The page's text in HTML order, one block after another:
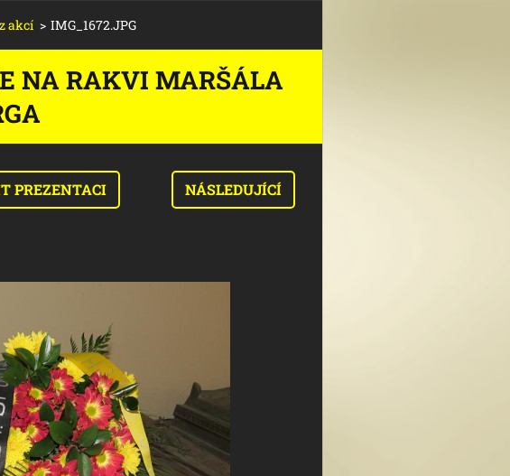
akcí > IMG_1672.JPG
NA RAKVI MARŠÁLA
PREZENTACI NÁSLEDUJÍCÍ